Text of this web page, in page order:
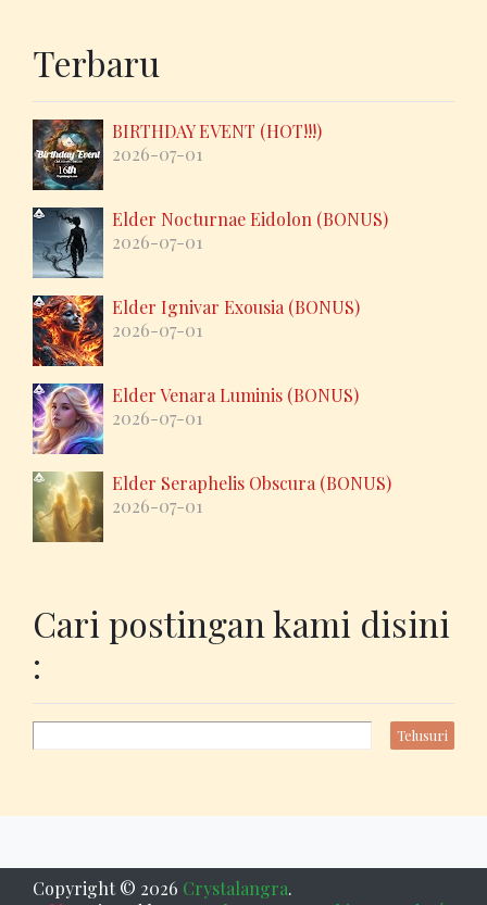
Terbaru
BIRTHDAY EVENT (HOT!!!)
2026-07-01
Elder Nocturnae Eidolon (BONUS)
2026-07-01
Elder Ignivar Exousia (BONUS)
2026-07-01
Elder Venara Luminis (BONUS)
2026-07-01
Elder Seraphelis Obscura (BONUS)
2026-07-01
Cari postingan kami disini
:
Copyright © 2026 Crystalangra.